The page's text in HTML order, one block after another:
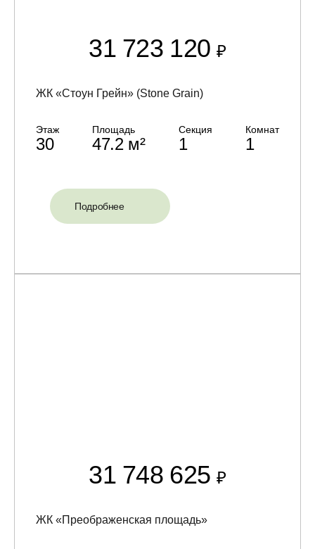
31 723 120₽
ЖК «Стоун Грейн» (Stone Grain)
Этаж
30
Площадь
47.2 м²
Секция
1
Комнат
1
Подробнее
31 748 625₽
ЖК «Преображенская площадь»